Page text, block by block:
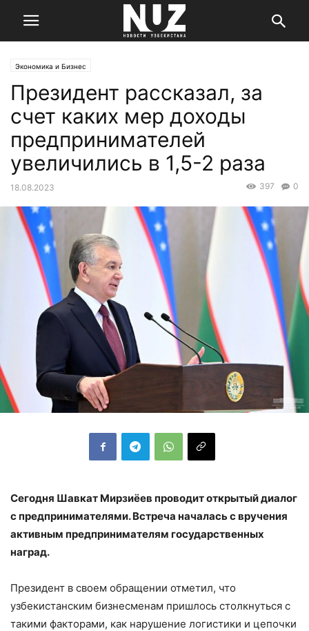
Экономика и Бизнес
Президент рассказал, за
счет каких мер доходы
предпринимателей
увеличились в 1,5-2 раза
18.08.2023 0
397
Сегодня Шавкат Мирзиёев проводит открытый диалог
с предпринимателями. Встреча началась с вручения
активным предпринимателям государственных
наград.
Президент в своем обращении отметил, что
узбекистанским бизнесменам пришлось столкнуться с
такими факторами, как нарушение логистики и цепочки